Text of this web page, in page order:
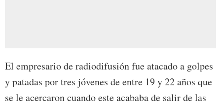
El empresario de radiodifusión fue atacado a golpes
y patadas por tres jóvenes de entre 19 y 22 años que
se le acercaron cuando este acababa de salir de las